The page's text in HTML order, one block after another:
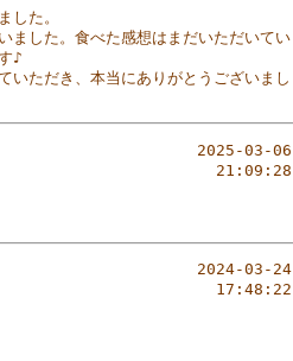
した。
ました。食べた感想はまだいただいてい
♪
いただき、本当にありがとうございまし
2025-03-06
21:09:28
2024-03-24
17:48:22